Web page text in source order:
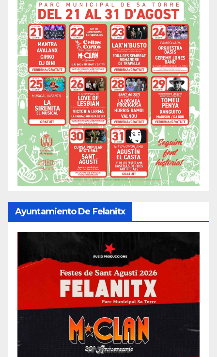
Ayuntamiento De Felanitx